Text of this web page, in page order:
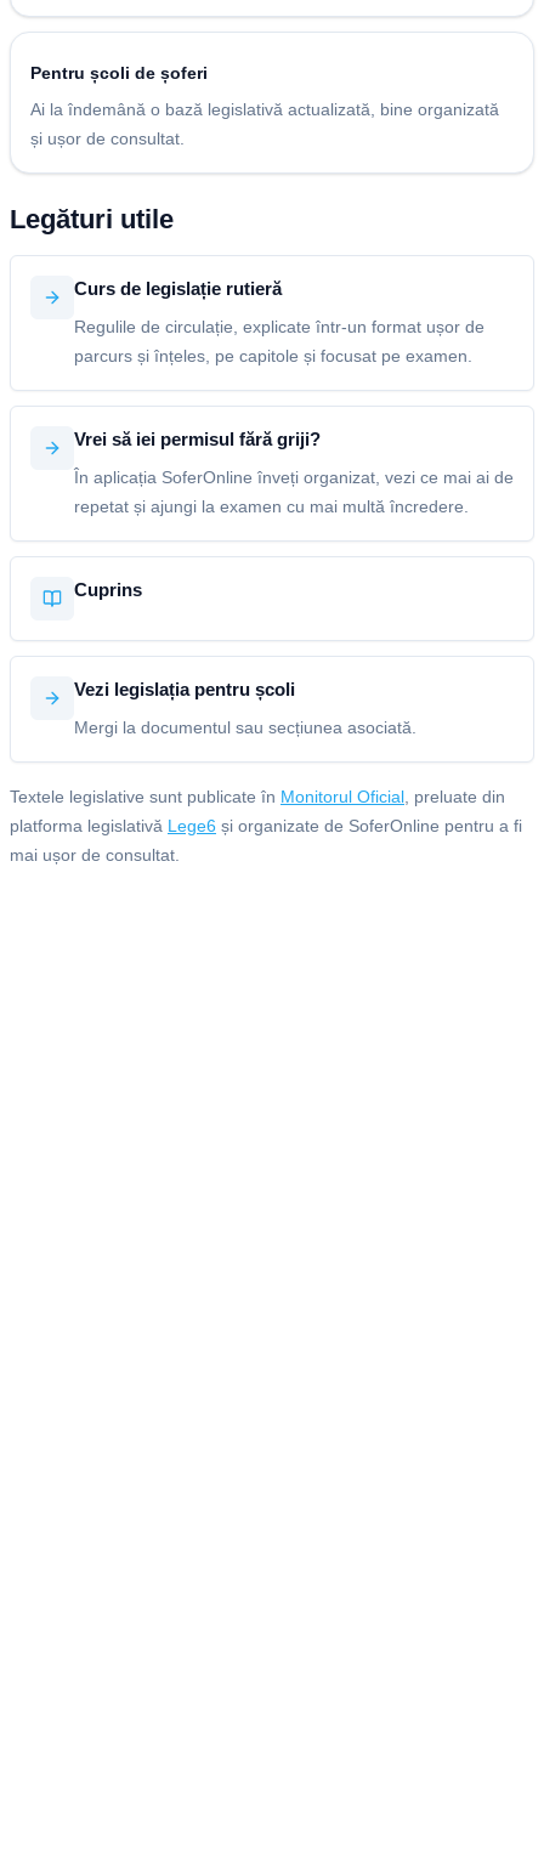
Pentru școli de șoferi
Ai la îndemână o bază legislativă actualizată, bine organizată
și ușor de consultat.
Legături utile
Curs de legislație rutieră
Regulile de circulație, explicate într-un format ușor de
parcurs și înțeles, pe capitole și focusat pe examen.
Vrei să iei permisul fără griji?
În aplicația SoferOnline înveți organizat, vezi ce mai ai de
repetat și ajungi la examen cu mai multă încredere.
Cuprins
Vezi legislația pentru școli
Mergi la documentul sau secțiunea asociată.
Textele legislative sunt publicate în Monitorul Oficial , preluate din
platforma legislativă Lege6 și organizate de SoferOnline pentru a fi
mai ușor de consultat.